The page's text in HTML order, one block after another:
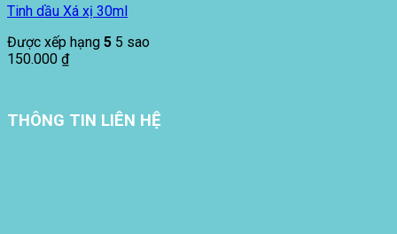
Tinh dầu Xá xị 30ml
Được xếp hạng 5 5 sao
150.000 ₫
THÔNG TIN LIÊN HỆ